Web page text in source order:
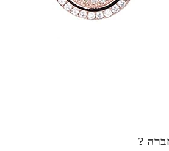
?